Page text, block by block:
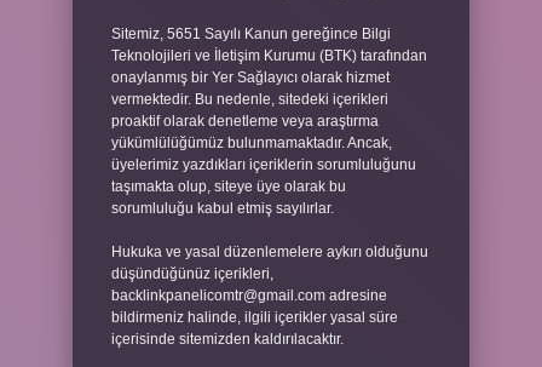
Sitemiz, 5651 Sayılı Kanun gereğince Bilgi
Teknolojileri ve İletişim Kurumu (BTK) tarafından
onaylanmış bir Yer Sağlayıcı olarak hizmet
vermektedir. Bu nedenle, sitedeki içerikleri
proaktif olarak denetleme veya araştırma
yükümlülüğümüz bulunmamaktadır. Ancak,
üyelerimiz yazdıkları içeriklerin sorumluluğunu
taşımakta olup, siteye üye olarak bu
sorumluluğu kabul etmiş sayılırlar.
Hukuka ve yasal düzenlemelere aykırı olduğunu
düşündüğünüz içerikleri,
backlinkpanelicomtr@gmail.com adresine
bildirmeniz halinde, ilgili içerikler yasal süre
içerisinde sitemizden kaldırılacaktır.